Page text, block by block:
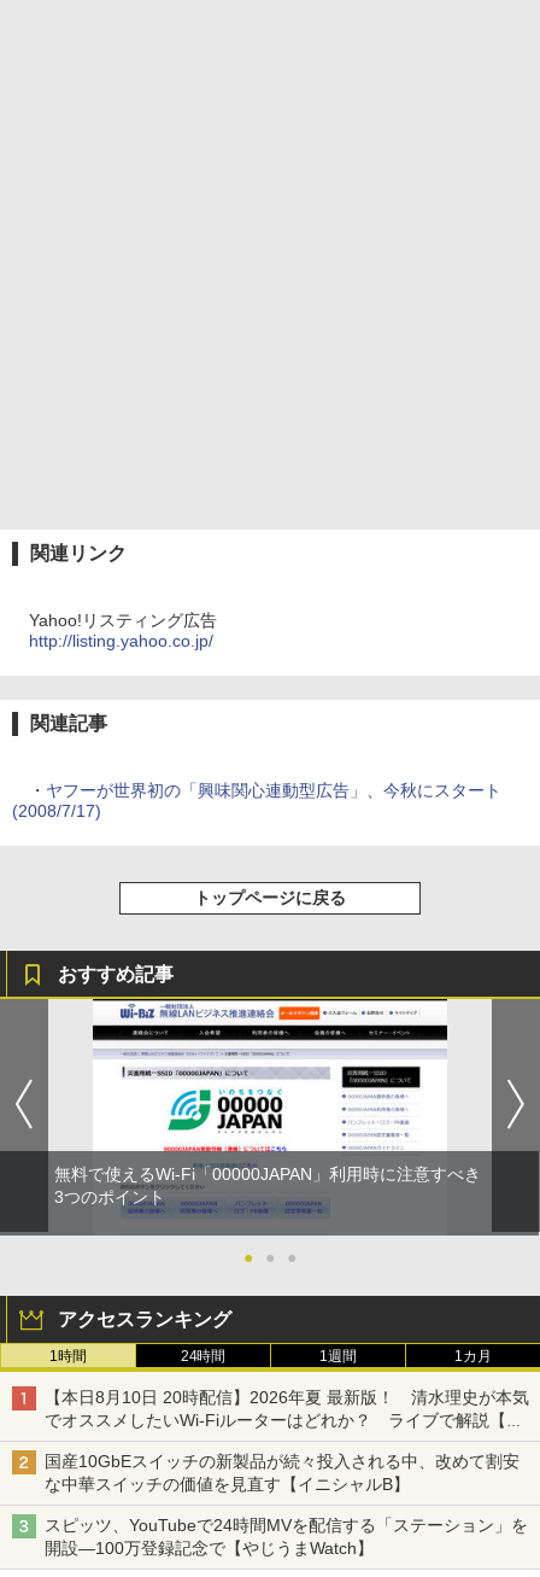
関連リンク
Yahoo!リスティング広告
http://listing.yahoo.co.jp/
関連記事
・ ヤフーが世界初の「興味関心連動型広告」、今秋にスタート
(2008/7/17)
トップページに戻る
おすすめ記事
無料で使えるWi-Fi「00000JAPAN」利用時に注意すべき
3つのポイント
● ● ●
アクセスランキング
1時間 24時間 1週間 1カ月
【本日8月10日 20時配信】2026年夏 最新版！ 清水理史が本気
でオススメしたいWi-Fiルーターはどれか？ ライブで解説【清
水理史の「イニシャルB」チャンネル】
国産10GbEスイッチの新製品が続々投入される中、改めて割安
な中華スイッチの価値を見直す【イニシャルB】
スピッツ、YouTubeで24時間MVを配信する「ステーション」を
開設―100万登録記念で【やじうまWatch】